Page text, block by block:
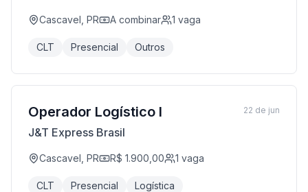
Cascavel, PR A combinar 1 vaga
CLT Presencial Outros
Operador Logístico I
J&T Express Brasil
Cascavel, PR R$ 1.900,00 1 vaga
CLT Presencial Logística
22 de jun